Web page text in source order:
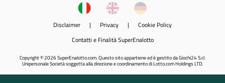
Disclaimer | Privacy | Cookie Policy
Contatti e Finalità SuperEnalotto
Copyright © 2026 SuperEnalotto.com. Questo sito appartiene ed è gestito da Giochi24 S.r.l.
Unipersonale Società soggetta alla direzione e coordinamento di Lotto.com Holdings LTD.